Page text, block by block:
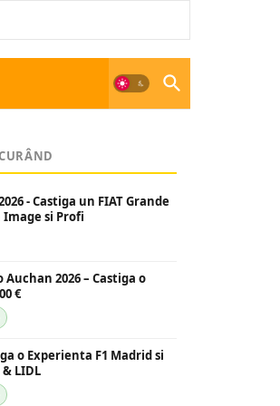
- Castiga un FIAT Grande
Image si Profi
Auchan 2026 – Castiga o
€
o Experienta F1 Madrid si
LIDL